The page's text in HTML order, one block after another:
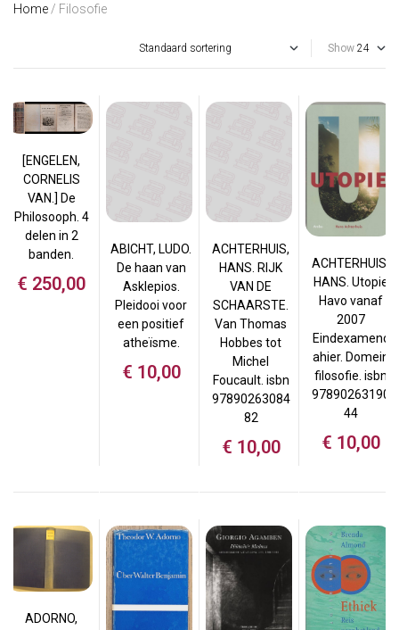
Home / Filosofie
Show
[ENGELEN,
CORNELIS
VAN.] De
Philosooph. 4
delen in 2
banden.
€ 250,00
ABICHT, LUDO.
De haan van
Asklepios.
Pleidooi voor
een positief
atheïsme.
€ 10,00
ACHTERHUIS,
HANS. RIJK
VAN DE
SCHAARSTE.
Van Thomas
Hobbes tot
Michel
Foucault. isbn
97890263084
82
€ 10,00
ACHTERHUIS,
HANS. Utopie
Havo vanaf
2007
Eindexamenc
ahier. Domein
filosofie. isbn
97890263190
44
€ 10,00
ADORNO,